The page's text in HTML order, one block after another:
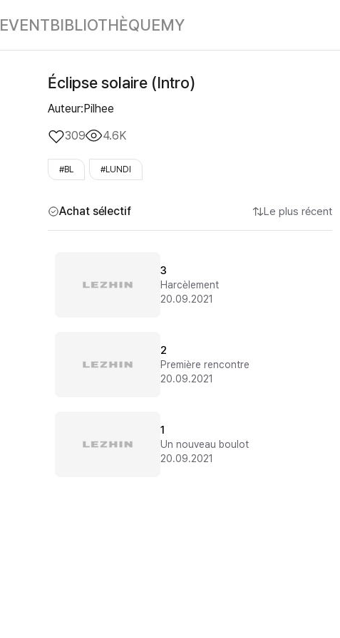
EVENTBIBLIOTHÈQUEMY
Éclipse solaire (Intro)
Auteur:Pilhee
309
4.6K
#BL #LUNDI
Achat sélectif Le plus récent
3
Harcèlement
20.09.2021
2
Première rencontre
20.09.2021
1
Un nouveau boulot
20.09.2021